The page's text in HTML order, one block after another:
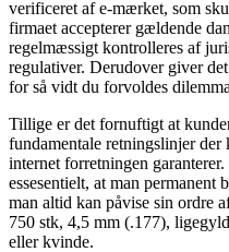
verificeret af e-mærket, som
firmaet accepterer gældende
regelmæssigt kontrolleres af
regulativer. Derudover giver
for så vidt du forvoldes
Tillige er det fornuftigt at
fundamentale retningslinjer
internet forretningen
essesentielt, at man permanent
man altid kan påvise sin ordre
750 stk, 4,5 mm (.177),
eller kvinde.